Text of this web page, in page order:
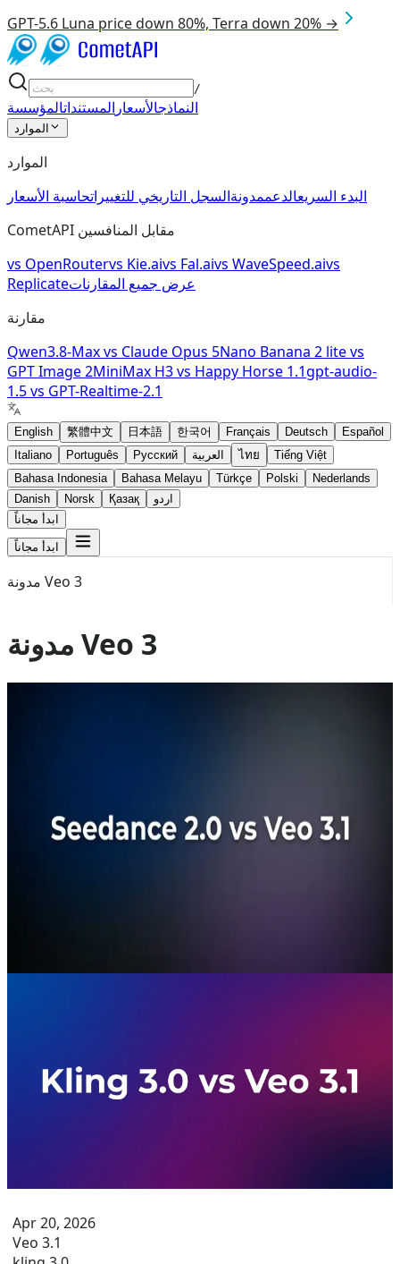
GPT-5.6 Luna price down 80%, Terra down 20% →
/
النماذجالأسعار المستنداتالمؤسسة
الموارد
الموارد
البدء السريعالدعممدونةالسجل التاريخي للتغييراتحاسبة الأسعار
CometAPI مقابل المنافسين
vs OpenRoutervs Kie.aivs Fal.aivs WaveSpeed.aivs
Replicateعرض جميع المقارنات
مقارنة
Qwen3.8-Maxvs Claude Opus 5Nano Banana 2 litevs
GPT Image 2MiniMax H3vs Happy Horse 1.1gpt-audio-
1.5vs GPT-Realtime-2.1
English 繁體中文 日本語 한국어 Français Deutsch
Español
Italiano
Português Русский العربية ไทย
Tiếng Việt
Bahasa Indonesia
Bahasa Melayu Türkçe Polski
Nederlands
Danish
Norsk Қазақ
اردو
ابدأ مجاناً
ابدأ مجاناً
مدونة Veo 3
مدونة Veo 3
الحاسمة لعام 2026 لتوليد الفيديو بالذكاء
Apr 20, 2026
Veo 3.1